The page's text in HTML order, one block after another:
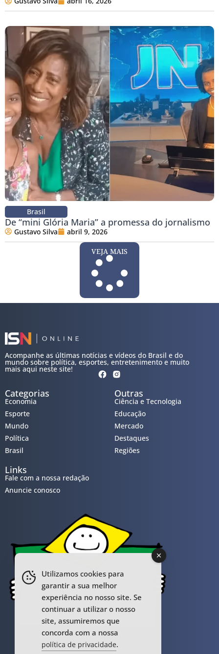
Brasil
De “mini Glória Maria” a promessa do jornalismo
Gustavo Silva abril 9, 2026
VEJA MAIS
Acompanhe as últimas notícias e vídeos do Brasil e do
mundo sobre política, esportes, entretenimento e muito
mais aqui neste site!
Categorias
Economia
Esporte
Mundo
Política
Brasil
Outras
Ciência e Tecnologia
Educação
Mercado
Destaques
Regiões
Links
Fale com a nossa redação
Anuncie conosco
Utilizamos cookies para
garantir a sua melhor
experiência no nosso site. Se
continuar a utilizar o nosso
site, assumiremos que
concorda com a nossa
política de privacidade.